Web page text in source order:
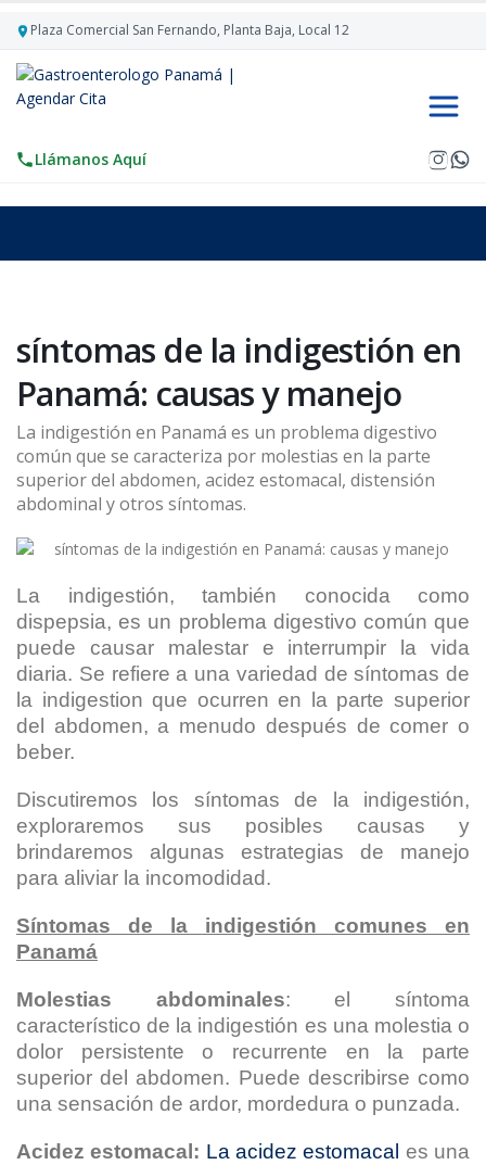
Plaza Comercial San Fernando, Planta Baja, Local 12
Llámanos Aquí
síntomas de la indigestión en
Panamá: causas y manejo
La indigestión en Panamá es un problema digestivo
común que se caracteriza por molestias en la parte
superior del abdomen, acidez estomacal, distensión
abdominal y otros síntomas.
La indigestión, también conocida como
dispepsia, es un problema digestivo común que
puede causar malestar e interrumpir la vida
diaria. Se refiere a una variedad de síntomas de
la indigestion que ocurren en la parte superior
del abdomen, a menudo después de comer o
beber.
Discutiremos los síntomas de la indigestión,
exploraremos sus posibles causas y
brindaremos algunas estrategias de manejo
para aliviar la incomodidad.
Síntomas de la indigestión comunes en
Panamá
Molestias abdominales: el síntoma
característico de la indigestión es una molestia o
dolor persistente o recurrente en la parte
superior del abdomen. Puede describirse como
una sensación de ardor, mordedura o punzada.
Acidez estomacal: La acidez estomacal es una